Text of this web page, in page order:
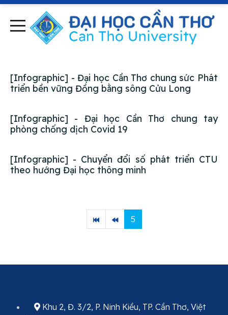
[Infographic] - Đại học Cần Thơ chung sức Phát
triển bền vững Đồng bằng sông Cửu Long
[Infographic] - Đại học Cần Thơ chung tay
phòng chống dịch Covid 19
[Infographic] - Chuyển đổi số phát triển CTU
theo hướng Đại học thông minh
5
Khu 2, Đ. 3/2, P. Ninh Kiều, TP. Cần Thơ, Việt